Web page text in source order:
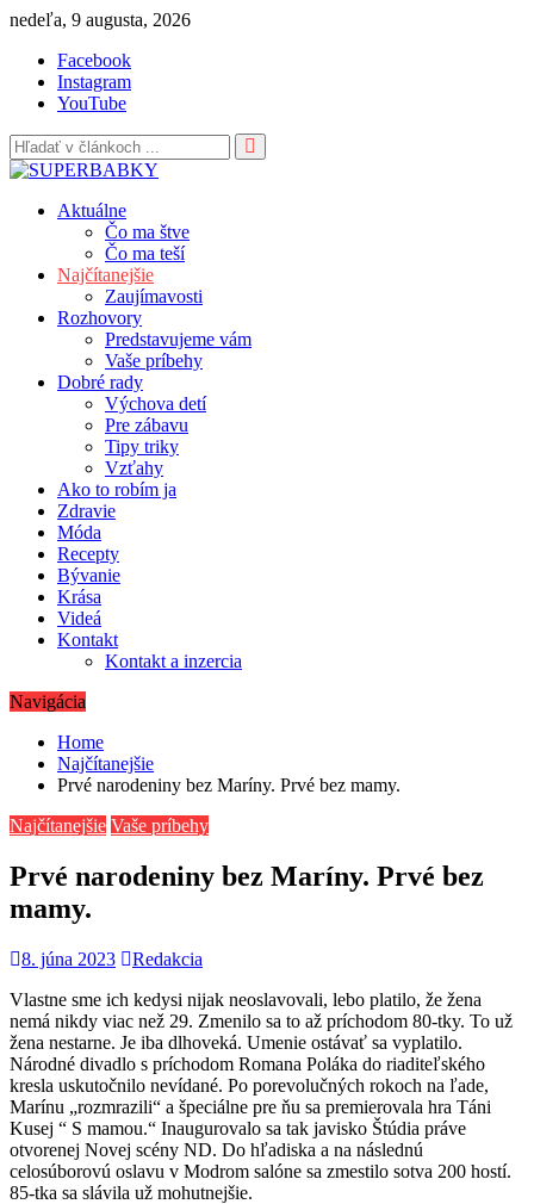
Skip
content
nedeľa, 9 augusta, 2026
Facebook
Instagram
YouTube
Aktuálne
Čo ma štve
Čo ma teší
Najčítanejšie
Zaujímavosti
Rozhovory
Predstavujeme vám
Vaše príbehy
Dobré rady
Výchova detí
Pre zábavu
Tipy triky
Vzťahy
Ako to robím ja
Zdravie
Móda
Recepty
Bývanie
Krása
Videá
Kontakt
Kontakt a inzercia
Navigácia
Home
Najčítanejšie
Prvé narodeniny bez Maríny. Prvé bez mamy.
Najčítanejšie Vaše príbehy
Prvé narodeniny bez Maríny. Prvé bez
mamy.
8. júna 2023
Redakcia
Vlastne sme ich kedysi nijak neoslavovali, lebo platilo, že žena
nemá nikdy viac než 29. Zmenilo sa to až príchodom 80-tky. To už
žena nestarne. Je iba dlhoveká. Umenie ostávať sa vyplatilo.
Národné divadlo s príchodom Romana Poláka do riaditeľského
kresla uskutočnilo nevídané. Po porevolučných rokoch na ľade,
Marínu „rozmrazili“ a špeciálne pre ňu sa premierovala hra Táni
Kusej “ S mamou.“ Inaugurovalo sa tak javisko Štúdia práve
otvorenej Novej scény ND. Do hľadiska a na následnú
celosúborovú oslavu v Modrom salóne sa zmestilo sotva 200 hostí.
85-tka sa slávila už mohutnejšie.